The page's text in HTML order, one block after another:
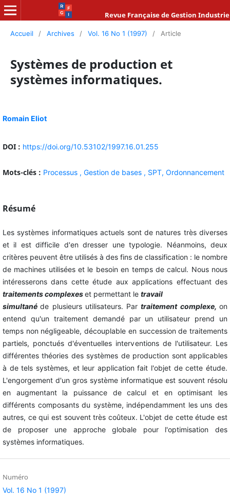
Revue Française de Gestion
Accueil / Archives / Vol. 16 No 1 (1997) / Article
Systèmes de production et
systèmes informatiques.
Romain Eliot
DOI : https://doi.org/10.53102/1997.16.01.255
Mots-clés : Processus , Gestion de bases , SPT, Ordonnancement
Résumé
Les systèmes informatiques actuels sont de natures très diverses
et il est difficile d'en dresser une typologie. Néanmoins, deux
critères peuvent être utilisés à des fins de classification : le nombre
de machines utilisées et le besoin en temps de calcul. Nous nous
intéresserons dans cette étude aux applications effectuant des
traitementscomplexeset permettant le travail
simultanéde plusieurs utilisateurs. Partraitement complexe,on
entend qu'un traitement demandé par un utilisateur prend un
temps non négligeable, découplable en succession de traitements
partiels, ponctués d'éventuelles interventions de l'utilisateur. Les
différentes théories des systèmes de production sont applicables
à de tels systèmes, et leur application fait l'objet de cette étude.
L'engorgement d'un gros système informatique est souvent résolu
en augmentant la puissance de calcul et en optimisant les
différents composants du système, indépendamment les uns des
autres, ce qui est souvent très coûteux. L'objet de cette étude est
de proposer une approche globale pour l'optimisation des
systèmes informatiques.
Numéro
Vol. 16 No 1 (1997)